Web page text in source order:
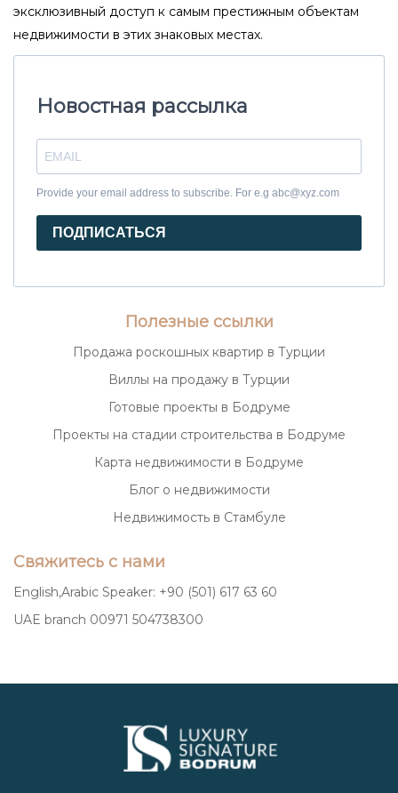
эксклюзивный доступ к самым престижным объектам
недвижимости в этих знаковых местах.
Новостная рассылка
Provide your email address to subscribe. For e.g abc@xyz.com
ПОДПИСАТЬСЯ
Полезные ссылки
Продажа роскошных квартир в Турции
Виллы на продажу в Турции
Готовые проекты в Бодруме
Проекты на стадии строительства в Бодруме
Карта недвижимости в Бодруме
Блог о недвижимости
Недвижимость в Стамбуле
Свяжитесь с нами
English,Arabic Speaker: +90 (501) 617 63 60
UAE branch 00971 504738300